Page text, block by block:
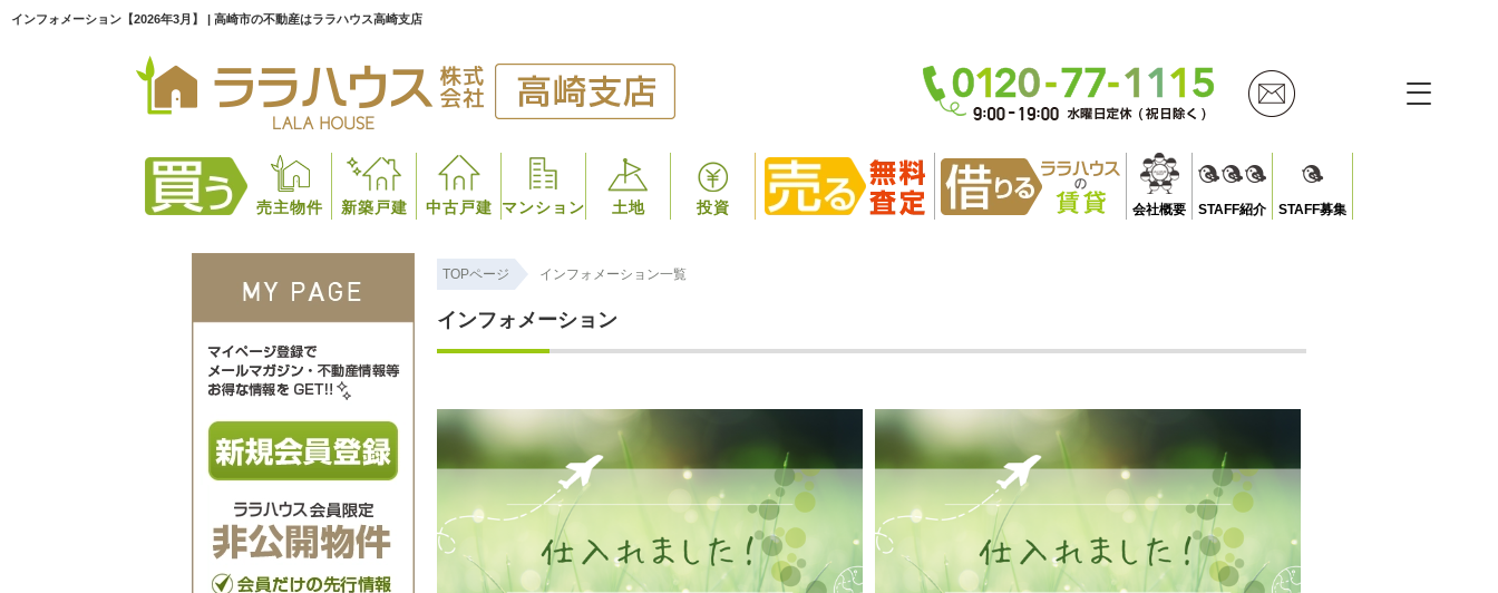
インフォメーション【2026年3月】 | 高崎市の不動産はララハウス高崎支店
売主物件 新築戸建 中古戸建 マンション 土地 投資 会社概要 STAFF紹介 STAFF募集
TOPページ インフォメーション一覧
インフォメーション